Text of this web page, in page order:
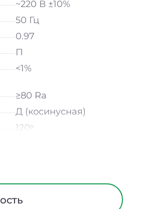
~220 В ±10%
50 Гц
0.97
П
<1%
≥80 Ra
Д (косинусная)
120ᵒ